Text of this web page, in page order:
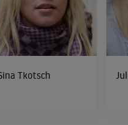
Tkotsch